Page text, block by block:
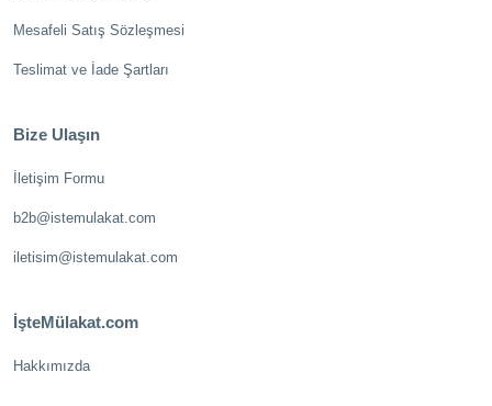
Mesafeli Satış Sözleşmesi
Teslimat ve İade Şartları
Bize Ulaşın
İletişim Formu
b2b@istemulakat.com
iletisim@istemulakat.com
İşteMülakat.com
Hakkımızda